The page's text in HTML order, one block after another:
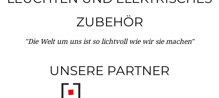
ZUBEHÖR
"Die Welt um uns ist so lichtvoll wie wir sie machen"
UNSERE PARTNER